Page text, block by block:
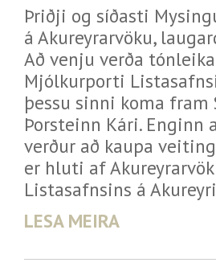
Þriðji og síðasti
á Akureyrarvöku,
Að venju verða
Mjólkurporti
þessu sinni koma fram
Þorsteinn Kári. Enginn
verður að kaupa
er hluti af
Listasafnsins á
LESA MEIRA